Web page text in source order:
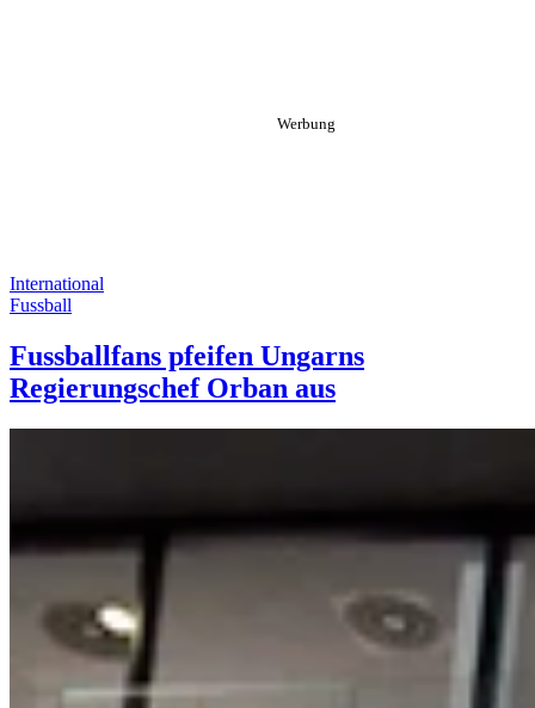
International
Fussball
Fussballfans pfeifen Ungarns
Regierungschef Orban aus